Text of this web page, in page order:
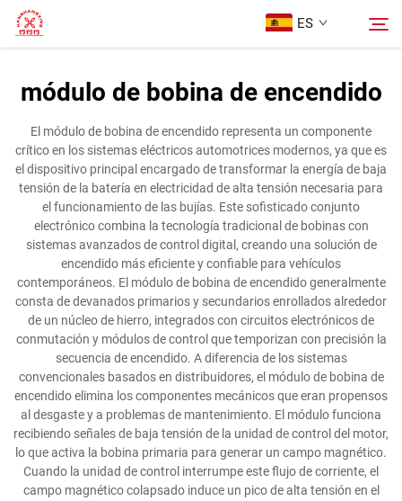
ES
Productos
Sobre Nosotros
Casos
Contáctenos
Buscar
módulo de bobina de encendido
El módulo de bobina de encendido representa un componente
crítico en los sistemas eléctricos automotrices modernos, ya que es
el dispositivo principal encargado de transformar la energía de baja
tensión de la batería en electricidad de alta tensión necesaria para
el funcionamiento de las bujías. Este sofisticado conjunto
electrónico combina la tecnología tradicional de bobinas con
sistemas avanzados de control digital, creando una solución de
encendido más eficiente y confiable para vehículos
contemporáneos. El módulo de bobina de encendido generalmente
consta de devanados primarios y secundarios enrollados alrededor
de un núcleo de hierro, integrados con circuitos electrónicos de
conmutación y módulos de control que temporizan con precisión la
secuencia de encendido. A diferencia de los sistemas
convencionales basados en distribuidores, el módulo de bobina de
encendido elimina los componentes mecánicos que eran propensos
al desgaste y a problemas de mantenimiento. El módulo funciona
recibiendo señales de baja tensión de la unidad de control del motor,
lo que activa la bobina primaria para generar un campo magnético.
Cuando la unidad de control interrumpe este flujo de corriente, el
campo magnético colapsado induce un pico de alta tensión en el